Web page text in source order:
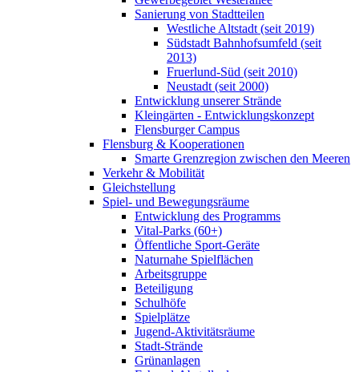
Sanierung von Stadtteilen
Westliche Altstadt (seit 2019)
Südstadt Bahnhofsumfeld (seit
2013)
Fruerlund-Süd (seit 2010)
Neustadt (seit 2000)
Entwicklung unserer Strände
Kleingärten - Entwicklungskonzept
Flensburger Campus
Flensburg & Kooperationen
Smarte Grenzregion zwischen den Meeren
Verkehr & Mobilität
Gleichstellung
Spiel- und Bewegungsräume
Entwicklung des Programms
Vital-Parks (60+)
Öffentliche Sport-Geräte
Naturnahe Spielflächen
Arbeitsgruppe
Beteiligung
Schulhöfe
Spielplätze
Jugend-Aktivitätsräume
Stadt-Strände
Grünanlagen